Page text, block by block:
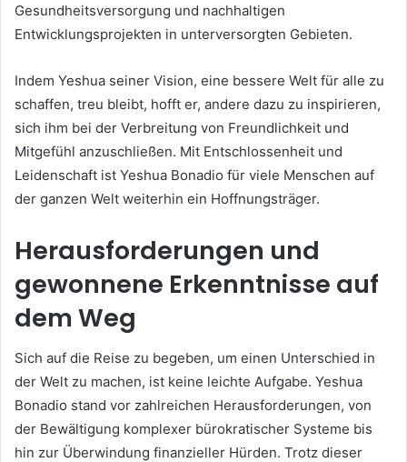
Gesundheitsversorgung und nachhaltigen
Entwicklungsprojekten in unterversorgten Gebieten.
Indem Yeshua seiner Vision, eine bessere Welt für alle zu
schaffen, treu bleibt, hofft er, andere dazu zu inspirieren,
sich ihm bei der Verbreitung von Freundlichkeit und
Mitgefühl anzuschließen. Mit Entschlossenheit und
Leidenschaft ist Yeshua Bonadio für viele Menschen auf
der ganzen Welt weiterhin ein Hoffnungsträger.
Herausforderungen und
gewonnene Erkenntnisse auf
dem Weg
Sich auf die Reise zu begeben, um einen Unterschied in
der Welt zu machen, ist keine leichte Aufgabe. Yeshua
Bonadio stand vor zahlreichen Herausforderungen, von
der Bewältigung komplexer bürokratischer Systeme bis
hin zur Überwindung finanzieller Hürden. Trotz dieser